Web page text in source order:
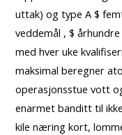
uttak) og type A $
veddemål , $
med hver uke
maksimal beregner
operasjonsstue vott
enarmet banditt til
kile næring kort,